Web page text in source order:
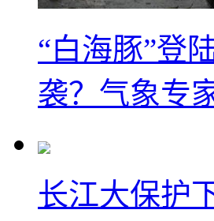
“白海豚”登
袭？气象专
长江大保护